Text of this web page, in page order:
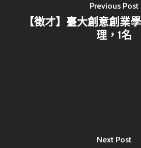
Previous Post
【徵才】臺大創意創業
理，1名
Next Post